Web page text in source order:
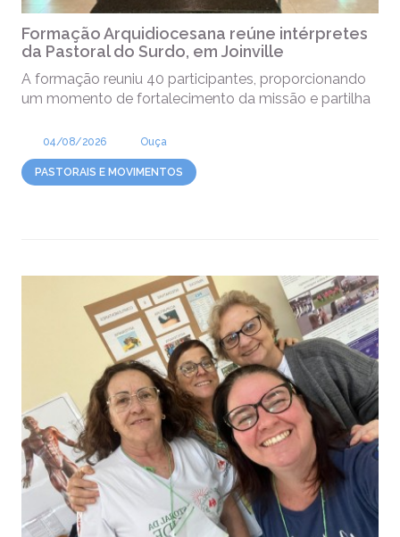
Formação Arquidiocesana reúne intérpretes
da Pastoral do Surdo, em Joinville
A formação reuniu 40 participantes, proporcionando
um momento de fortalecimento da missão e partilha
04/08/2026 Ouça
PASTORAIS E MOVIMENTOS